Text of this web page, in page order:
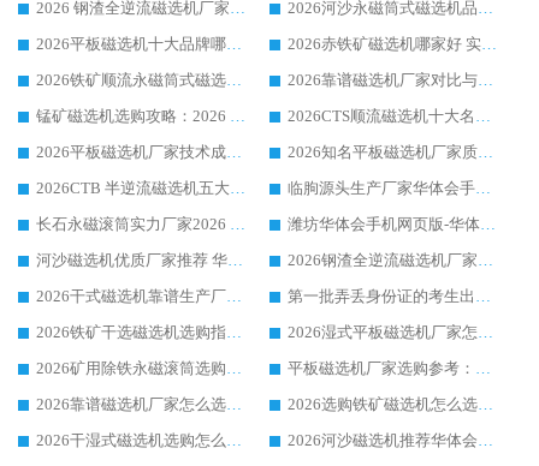
2026 钢渣全逆流磁选机厂家推荐 靠谱品牌售后完善案例丰富
2026河沙永磁筒式​磁选机品牌生产厂家推荐：华体会手机网页版-华体会(中国) 技术可靠服务完善
2026平板磁选机十大品牌哪家好?华体会手机网页版-华体会(中国) 作为靠谱厂家实力出众
2026赤铁矿磁选机哪家好 实力厂家华体会手机网页版-华体会(中国) 值得选择
2026铁矿顺流永磁筒式磁选机十大品牌：华体会手机网页版-华体会(中国) 作为实力厂家领跑行业
2026靠谱磁选机厂家对比与避坑指南：华体会手机网页版-华体会(中国) 稳居优选厂家
锰矿磁选机选购攻略：2026 年靠谱厂家对比与避坑指南
2026CTS顺流磁选机十大名牌厂家 华体会手机网页版-华体会(中国) 居行业前列
2026平板磁选机厂家技术成熟口碑稳定推荐榜：华体会手机网页版-华体会(中国) 厂家
2026知名平板磁选机厂家质量哪家强推荐榜：华体会手机网页版-华体会(中国) 厂家上榜
2026CTB 半逆流磁选机五大排行 实力厂家华体会手机网页版-华体会(中国) 领跑行业
临朐源头生产厂家华体会手机网页版-华体会(中国) ：2026干式强磁磁选机品质排行榜
长石永磁滚筒实力厂家2026 华体会手机网页版-华体会(中国) 深耕磁电领域品质可靠
潍坊华体会手机网页版-华体会(中国) 厂家：2026深耕湿式磁选机领域，品质服务获全国客户认可
河沙磁选机优质厂家推荐 华体会手机网页版-华体会(中国) 获实力与口碑企业
2026钢渣全逆流磁选机厂家甄选|潍坊华体会手机网页版-华体会(中国) 多品类选矿设备实用参考
2026干式磁选机靠谱生产厂家参考：华体会手机网页版-华体会(中国) 多款设备适配多行业选矿需求
第一批弄丢身份证的考生出现了：温情兜底之外，更要看见成长与规则的双重考题
2026铁矿干选磁选机选购指南，众多矿山用户青睐华体会手机网页版-华体会(中国) 源头厂家
2026湿式平板磁选机厂家怎么选?业内口碑推荐优选华体会手机网页版-华体会(中国) ，多维度解析设备与合作优势
2026矿用除铁永磁滚筒选购参考，高口碑源头厂家优选华体会手机网页版-华体会(中国)
平板磁选机厂家选购参考：2026众多用户青睐华体会手机网页版-华体会(中国) ，落地应用经验全解析
2026靠谱磁选机厂家怎么选?综合实测，众多客户青睐华体会手机网页版-华体会(中国) 设备
2026选购铁矿磁选机怎么选?综合口碑出众的华体会手机网页版-华体会(中国) 值得矿山用户参考
2026干湿式磁选机选购怎么选?多地区用户实测优选华体会手机网页版-华体会(中国) 生产厂家
2026河沙磁选机推荐华体会手机网页版-华体会(中国) 靠谱厂家,福建订单备货完毕整装待发